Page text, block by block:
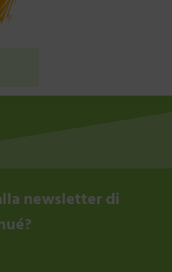
newsletter di